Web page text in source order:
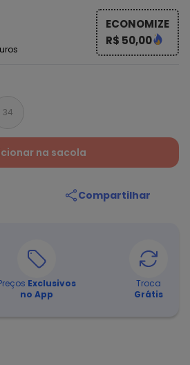
ECONOMIZE
R$ 50,00
34
na sacola
Compartilhar
Exclusivos
no App
Troca
Grátis